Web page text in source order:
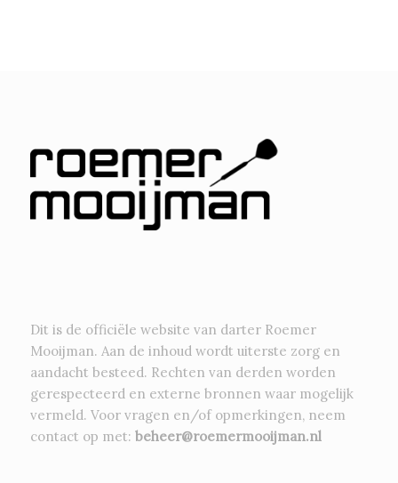
Dit is de officiële website van darter Roemer
Mooijman. Aan de inhoud wordt uiterste zorg en
aandacht besteed. Rechten van derden worden
gerespecteerd en externe bronnen waar mogelijk
vermeld. Voor vragen en/of opmerkingen, neem
contact op met: beheer@roemermooijman.nl